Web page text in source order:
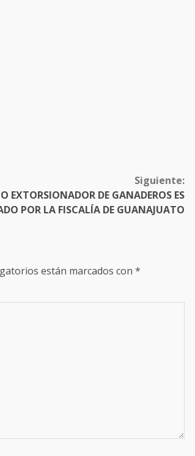
Siguiente:
EXTORSIONADOR DE GANADEROS ES
POR LA FISCALÍA DE GUANAJUATO
están marcados con *